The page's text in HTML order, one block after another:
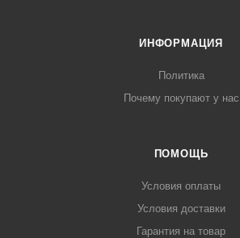
ИНФОРМАЦИЯ
Политика
Почему покупают у нас
ПОМОЩЬ
Условия оплаты
Условия доставки
Гарантия на товар